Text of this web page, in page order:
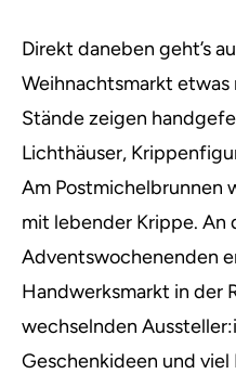
Direkt daneben geht’s
Weihnachtsmarkt etwas
Stände zeigen
Lichthäuser,
Am Postmichelbrunnen
mit lebender Krippe. An
Adventswochenenden
Handwerksmarkt in der
wechselnden
Geschenkideen und viel